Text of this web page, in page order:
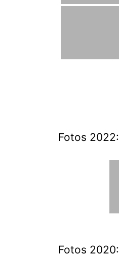
Fotos 2022:
Fotos 2020: